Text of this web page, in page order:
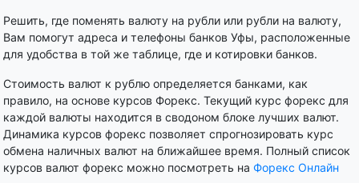
Решить, где поменять валюту на рубли или рубли на валюту,
Вам помогут адреса и телефоны банков Уфы, расположенные
для удобства в той же таблице, где и котировки банков.
Стоимость валют к рублю определяется банками, как
правило, на основе курсов Форекс. Текущий курс форекс для
каждой валюты находится в сводоном блоке лучших валют.
Динамика курсов форекс позволяет спрогнозировать курс
обмена наличных валют на ближайшее время. Полный список
курсов валют форекс можно посмотреть на Форекс Онлайн